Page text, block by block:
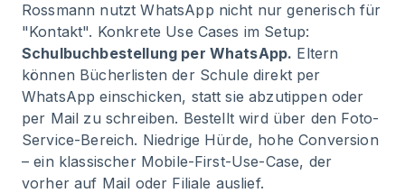
Rossmann nutzt WhatsApp nicht nur generisch für
"Kontakt". Konkrete Use Cases im Setup:
Schulbuchbestellung per WhatsApp. Eltern
können Bücherlisten der Schule direkt per
WhatsApp einschicken, statt sie abzutippen oder
per Mail zu schreiben. Bestellt wird über den Foto-
Service-Bereich. Niedrige Hürde, hohe Conversion
– ein klassischer Mobile-First-Use-Case, der
vorher auf Mail oder Filiale auslief.